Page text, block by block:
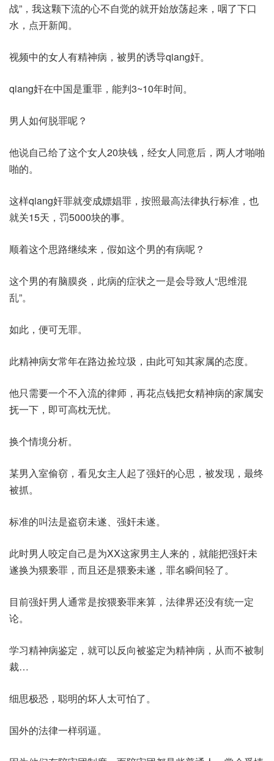
战”，我这颗下流的心不自觉的就开始放荡起来，咽了下口
水，点开新闻。
视频中的女人有精神病，被男的诱导qiang奸。
qiang奸在中国是重罪，能判3~10年时间。
男人如何脱罪呢？
他说自己给了这个女人20块钱，经女人同意后，两人才啪啪
啪的。
这样qiang奸罪就变成嫖娼罪，按照最高法律执行标准，也
就关15天，罚5000块的事。
顺着这个思路继续来，假如这个男的有病呢？
这个男的有脑膜炎，此病的症状之一是会导致人“思维混
乱”。
如此，便可无罪。
此精神病女常年在路边捡垃圾，由此可知其家属的态度。
他只需要一个不入流的律师，再花点钱把女精神病的家属安
抚一下，即可高枕无忧。
换个情境分析。
某男入室偷窃，看见女主人起了强奸的心思，被发现，最终
被抓。
标准的叫法是盗窃未遂、强奸未遂。
此时男人咬定自己是为XX这家男主人来的，就能把强奸未
遂换为猥亵罪，而且还是猥亵未遂，罪名瞬间轻了。
目前强奸男人通常是按猥亵罪来算，法律界还没有统一定
论。
学习精神病鉴定，就可以反向被鉴定为精神病，从而不被制
裁…
细思极恐，聪明的坏人太可怕了。
国外的法律一样弱逼。